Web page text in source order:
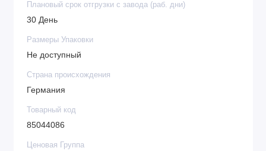
Плановый срок отгрузки с завода (раб. дни)
30 День
Размеры Упаковки
Не доступный
Страна происхождения
Германия
Товарный код
85044086
Ценовая Группа